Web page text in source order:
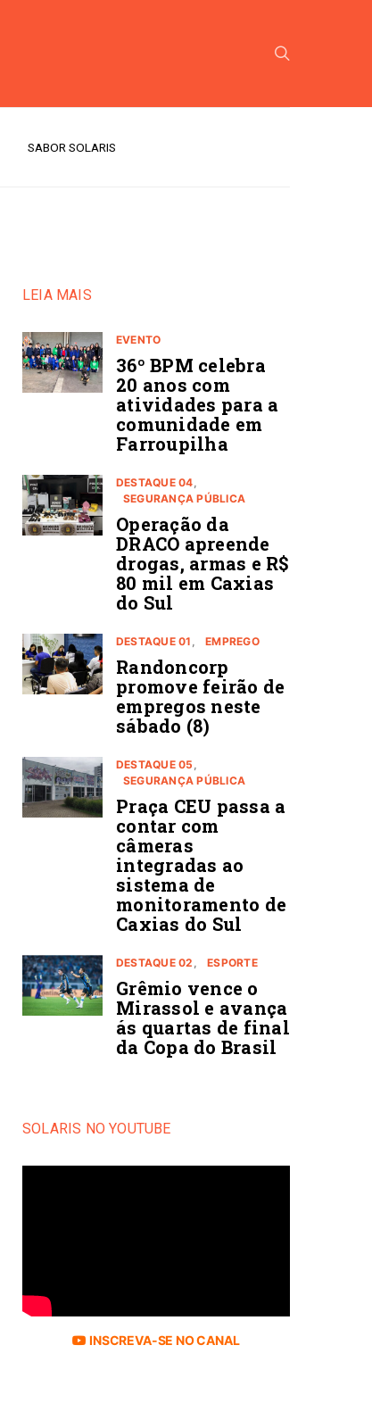
SABOR SOLARIS
LEIA MAIS
EVENTO
36º BPM celebra
20 anos com
atividades para a
comunidade em
Farroupilha
DESTAQUE 04
SEGURANÇA PÚBLICA
Operação da
DRACO apreende
drogas, armas e R$
80 mil em Caxias
do Sul
DESTAQUE 01 EMPREGO
Randoncorp
promove feirão de
empregos neste
sábado (8)
DESTAQUE 05
SEGURANÇA PÚBLICA
Praça CEU passa a
contar com
câmeras
integradas ao
sistema de
monitoramento de
Caxias do Sul
DESTAQUE 02 ESPORTE
Grêmio vence o
Mirassol e avança
ás quartas de final
da Copa do Brasil
SOLARIS NO YOUTUBE
INSCREVA-SE NO CANAL